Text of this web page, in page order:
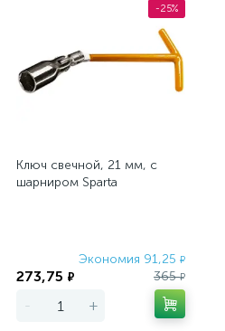
-25%
Ключ свечной, 21 мм, с
шарниром Sparta
Экономия 91,25 ₽
273,75 ₽ 365₽
- +